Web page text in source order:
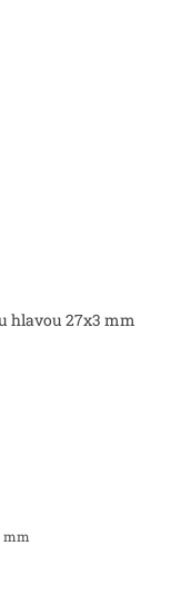
hlavou 27x3 mm
mm